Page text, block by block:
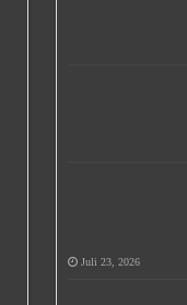
Juli 23, 2026